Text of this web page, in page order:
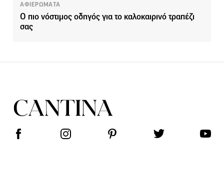
ΑΦΙΕΡΩΜΑΤΑ
Ο πιο νόστιμος οδηγός για το καλοκαιρινό τραπέζι
σας